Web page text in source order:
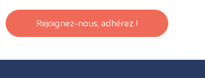
Rejoignez-nous, adhérez !